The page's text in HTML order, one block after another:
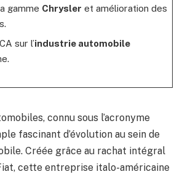
gamme Chrysler et amélioration des
sur l’industrie automobile
connu sous l’acronyme
fascinant d’évolution au sein de
Créée grâce au rachat intégral
cette entreprise italo-américaine